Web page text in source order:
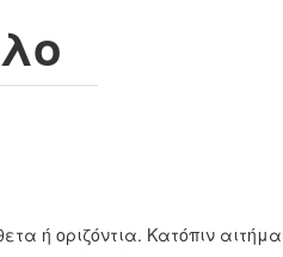
ή οριζόντια. Κατόπιν